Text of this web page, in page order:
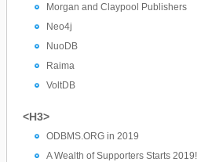
Morgan and Claypool Publishers
Neo4j
NuoDB
Raima
VoltDB
<H3>
ODBMS.ORG in 2019
A Wealth of Supporters Starts 2019!